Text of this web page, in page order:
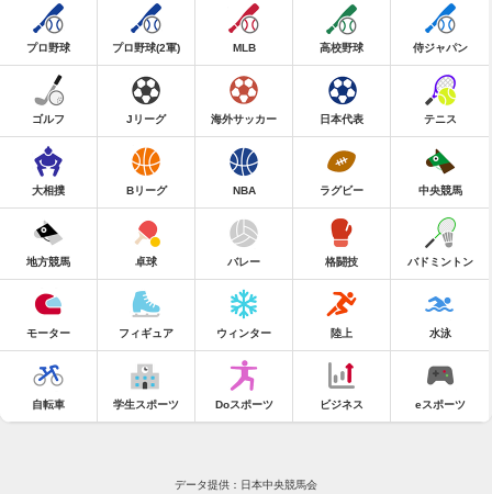
プロ野球 プロ野球(2軍) MLB 高校野球 侍ジャパン
ゴルフ Jリーグ 海外サッカー 日本代表 テニス
大相撲 Bリーグ NBA ラグビー 中央競馬
地方競馬 卓球 バレー 格闘技 バドミントン
モーター フィギュア ウィンター 陸上 水泳
自転車 学生スポーツ Doスポーツ ビジネス eスポーツ
データ提供：日本中央競馬会